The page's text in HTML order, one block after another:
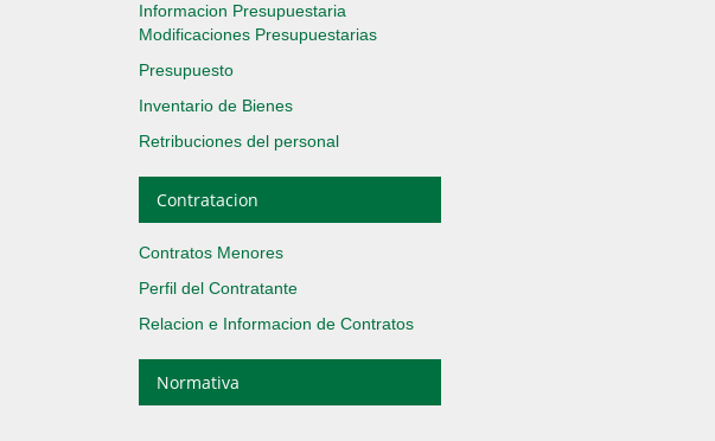
Informacion Presupuestaria
Modificaciones Presupuestarias
Presupuesto
Inventario de Bienes
Retribuciones del personal
Contratacion
Contratos Menores
Perfil del Contratante
Relacion e Informacion de Contratos
Normativa